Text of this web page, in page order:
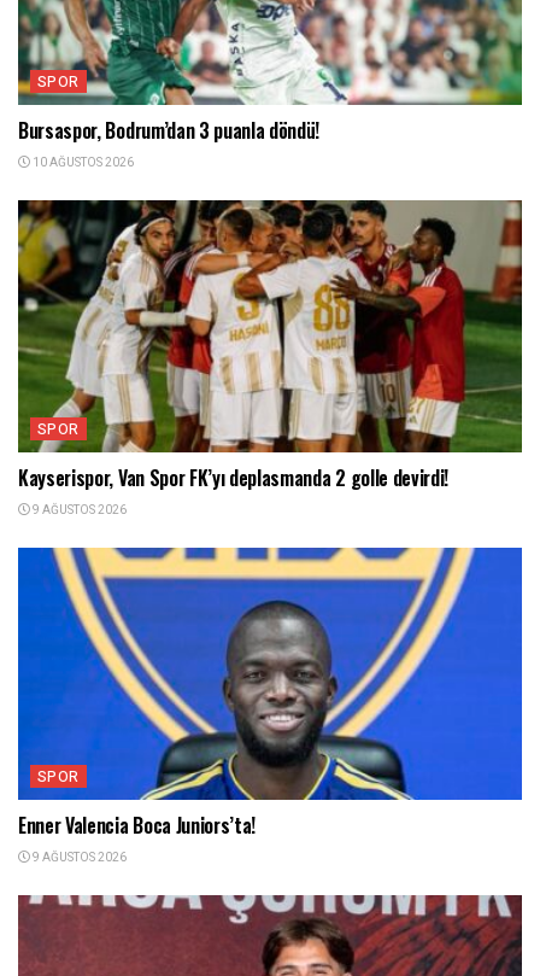
SPOR
Bursaspor, Bodrum’dan 3 puanla döndü!
10 AĞUSTOS 2026
SPOR
Kayserispor, Van Spor FK’yı deplasmanda 2 golle devirdi!
9 AĞUSTOS 2026
SPOR
Enner Valencia Boca Juniors’ta!
9 AĞUSTOS 2026